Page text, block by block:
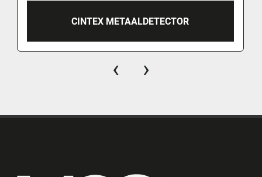
CINTEX METAALDETECTOR
‹ ›